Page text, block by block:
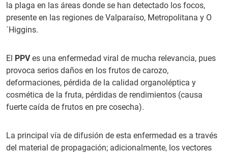
la plaga en las áreas donde se han detectado los focos,
presente en las regiones de Valparaíso, Metropolitana y O
´Higgins.
El PPVes una enfermedad viral de mucha relevancia, pues
provoca serios daños en los frutos de carozo,
deformaciones, pérdida de la calidad organoléptica y
cosmética de la fruta, pérdidas de rendimientos (causa
fuerte caída de frutos en pre cosecha).
La principal vía de difusión de esta enfermedad es a través
del material de propagación; adicionalmente, los vectores